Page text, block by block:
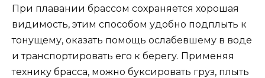
При плавании брассом сохраняется хорошая
видимость, этим способом удобно подплыть к
тонущему, оказать помощь ослабевшему в воде
и транспортировать его к берегу. Применяя
технику брасса, можно буксировать груз, плыть